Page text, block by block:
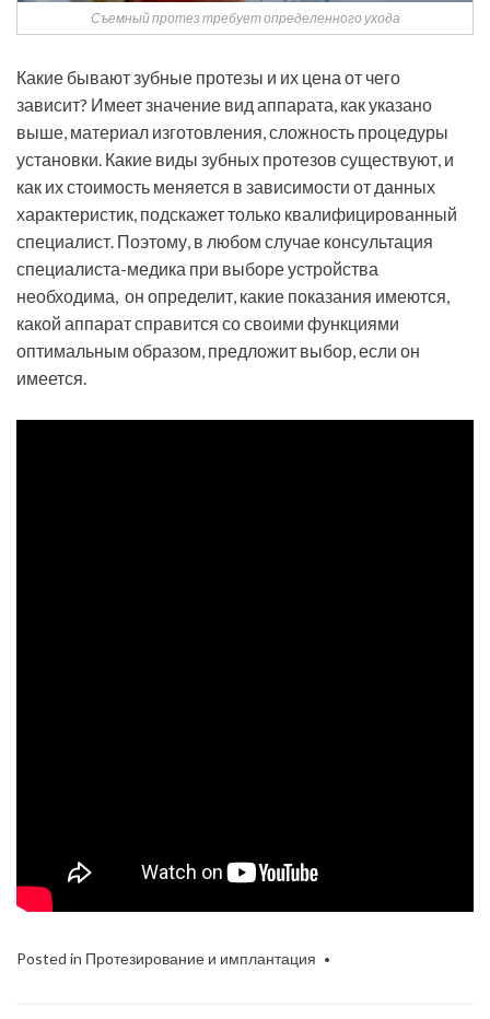
Съемный протез требует определенного ухода
Какие бывают зубные протезы и их цена от чего
зависит? Имеет значение вид аппарата, как указано
выше, материал изготовления, сложность процедуры
установки. Какие виды зубных протезов существуют, и
как их стоимость меняется в зависимости от данных
характеристик, подскажет только квалифицированный
специалист. Поэтому, в любом случае консультация
специалиста-медика при выборе устройства
необходима, он определит, какие показания имеются,
какой аппарат справится со своими функциями
оптимальным образом, предложит выбор, если он
имеется.
Posted in Протезирование и имплантация